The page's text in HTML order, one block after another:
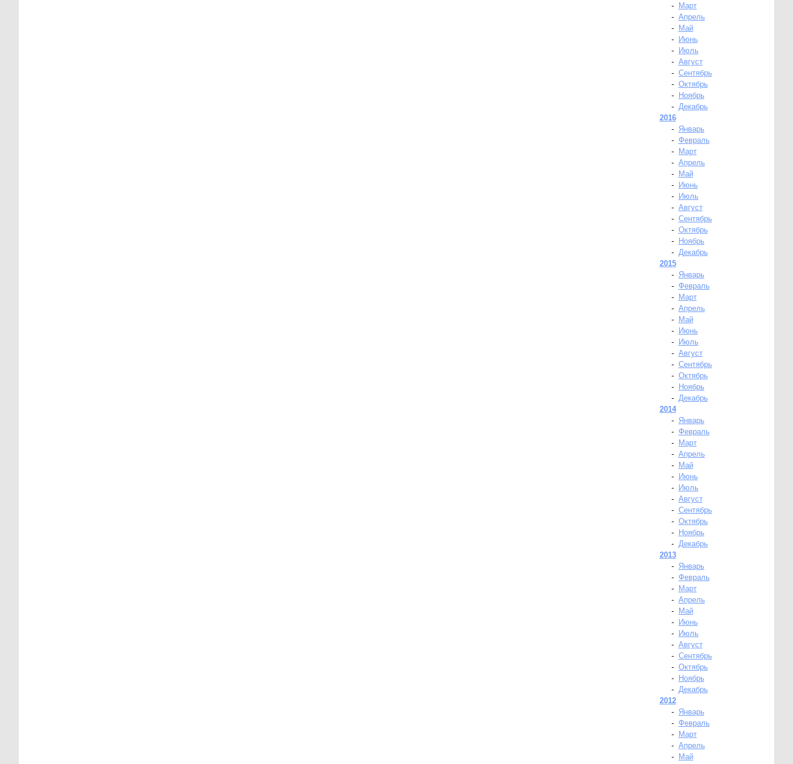
-
Март
- Апрель
-
Май
-
Июнь
-
Июль
- Август
- Сентябрь
- Октябрь
-
Ноябрь
- Декабрь
2016
-
Январь
- Февраль
-
Март
- Апрель
-
Май
-
Июнь
-
Июль
- Август
- Сентябрь
- Октябрь
-
Ноябрь
- Декабрь
2015
-
Январь
- Февраль
-
Март
- Апрель
-
Май
-
Июнь
-
Июль
- Август
- Сентябрь
- Октябрь
-
Ноябрь
- Декабрь
2014
-
Январь
- Февраль
-
Март
- Апрель
-
Май
-
Июнь
-
Июль
- Август
- Сентябрь
- Октябрь
-
Ноябрь
- Декабрь
2013
-
Январь
- Февраль
-
Март
- Апрель
-
Май
-
Июнь
-
Июль
- Август
- Сентябрь
- Октябрь
-
Ноябрь
- Декабрь
2012
-
Январь
- Февраль
-
Март
- Апрель
-
Май